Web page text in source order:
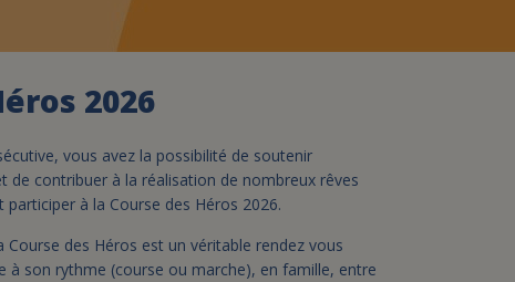
2026
vous avez la possibilité de soutenir
de contribuer à la réalisation de nombreux rêves
participer à la Course des Héros 2026.
Course des Héros est un véritable rendez vous
à son rythme (course ou marche), en famille, entre